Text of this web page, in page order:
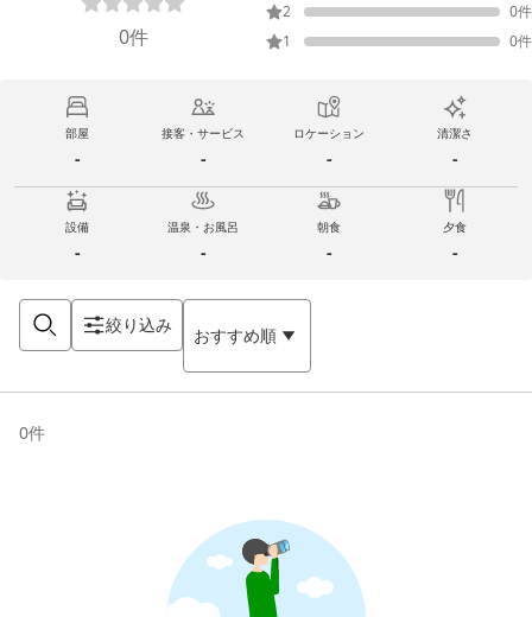
0件
2
0件
1
0件
部屋
-
接客・サービス
-
ロケーション
-
清潔さ
-
設備
-
温泉・お風呂
-
朝食
-
夕食
-
絞り込み おすすめ順
0件